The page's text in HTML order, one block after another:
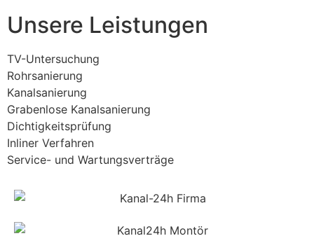
Unsere Leistungen
TV-Untersuchung
Rohrsanierung
Kanalsanierung
Grabenlose Kanalsanierung
Dichtigkeitsprüfung
Inliner Verfahren
Service- und Wartungsverträge